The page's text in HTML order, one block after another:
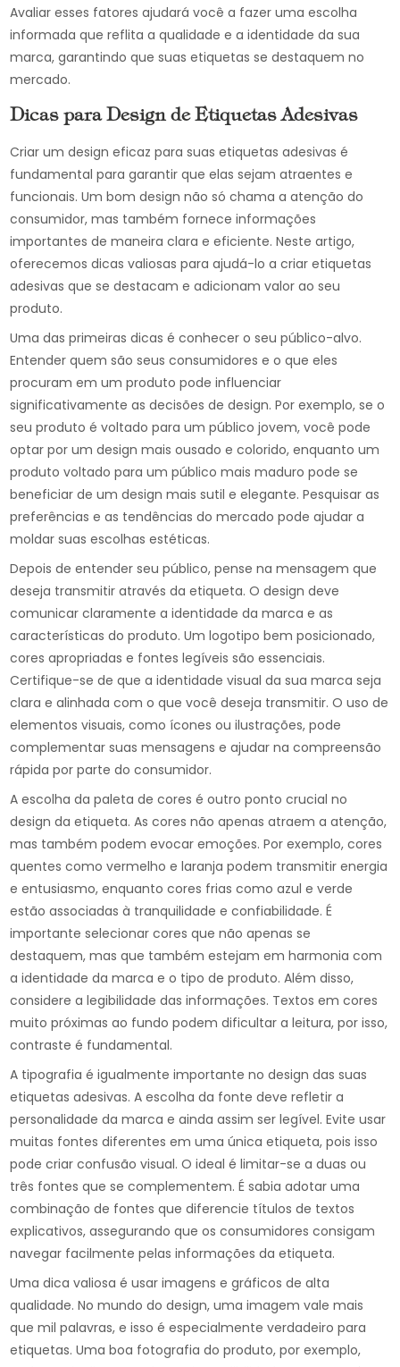
Avaliar esses fatores ajudará você a fazer uma escolha
informada que reflita a qualidade e a identidade da sua
marca, garantindo que suas etiquetas se destaquem no
mercado.
Dicas para Design de Etiquetas Adesivas
Criar um design eficaz para suas etiquetas adesivas é
fundamental para garantir que elas sejam atraentes e
funcionais. Um bom design não só chama a atenção do
consumidor, mas também fornece informações
importantes de maneira clara e eficiente. Neste artigo,
oferecemos dicas valiosas para ajudá-lo a criar etiquetas
adesivas que se destacam e adicionam valor ao seu
produto.
Uma das primeiras dicas é conhecer o seu público-alvo.
Entender quem são seus consumidores e o que eles
procuram em um produto pode influenciar
significativamente as decisões de design. Por exemplo, se o
seu produto é voltado para um público jovem, você pode
optar por um design mais ousado e colorido, enquanto um
produto voltado para um público mais maduro pode se
beneficiar de um design mais sutil e elegante. Pesquisar as
preferências e as tendências do mercado pode ajudar a
moldar suas escolhas estéticas.
Depois de entender seu público, pense na mensagem que
deseja transmitir através da etiqueta. O design deve
comunicar claramente a identidade da marca e as
características do produto. Um logotipo bem posicionado,
cores apropriadas e fontes legíveis são essenciais.
Certifique-se de que a identidade visual da sua marca seja
clara e alinhada com o que você deseja transmitir. O uso de
elementos visuais, como ícones ou ilustrações, pode
complementar suas mensagens e ajudar na compreensão
rápida por parte do consumidor.
A escolha da paleta de cores é outro ponto crucial no
design da etiqueta. As cores não apenas atraem a atenção,
mas também podem evocar emoções. Por exemplo, cores
quentes como vermelho e laranja podem transmitir energia
e entusiasmo, enquanto cores frias como azul e verde
estão associadas à tranquilidade e confiabilidade. É
importante selecionar cores que não apenas se
destaquem, mas que também estejam em harmonia com
a identidade da marca e o tipo de produto. Além disso,
considere a legibilidade das informações. Textos em cores
muito próximas ao fundo podem dificultar a leitura, por isso,
contraste é fundamental.
A tipografia é igualmente importante no design das suas
etiquetas adesivas. A escolha da fonte deve refletir a
personalidade da marca e ainda assim ser legível. Evite usar
muitas fontes diferentes em uma única etiqueta, pois isso
pode criar confusão visual. O ideal é limitar-se a duas ou
três fontes que se complementem. É sabia adotar uma
combinação de fontes que diferencie títulos de textos
explicativos, assegurando que os consumidores consigam
navegar facilmente pelas informações da etiqueta.
Uma dica valiosa é usar imagens e gráficos de alta
qualidade. No mundo do design, uma imagem vale mais
que mil palavras, e isso é especialmente verdadeiro para
etiquetas. Uma boa fotografia do produto, por exemplo,